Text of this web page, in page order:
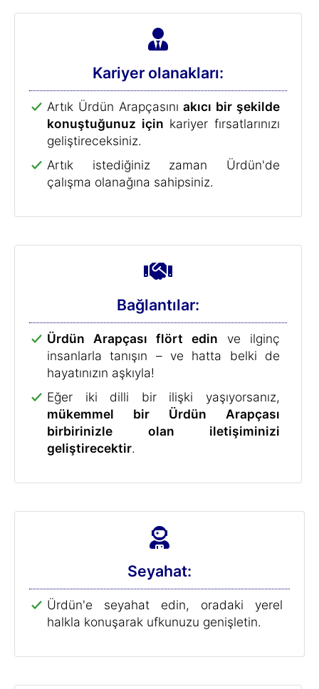
Kariyer olanakları:
Artık Ürdün Arapçasınıakıcı bir şekilde
konuştuğunuz için kariyer fırsatlarınızı
geliştireceksiniz.
Artık istediğiniz zaman Ürdün'de
çalışma olanağına sahipsiniz.
Bağlantılar:
Ürdün Arapçası flört edin ve ilginç
insanlarla tanışın – ve hatta belki de
hayatınızın aşkıyla!
Eğer iki dilli bir ilişki yaşıyorsanız,
mükemmel bir Ürdün Arapçası
birbirinizle olan iletişiminizi
geliştirecektir.
Seyahat:
Ürdün'e seyahat edin, oradaki yerel
halkla konuşarak ufkunuzu genişletin.